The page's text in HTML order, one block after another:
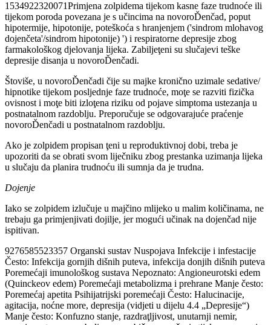
1534922320071Primjena zolpidema tijekom kasne faze trudnoće ili
tijekom poroda povezana je s učincima na novoroĎenčad, poput
hipotermije, hipotonije, poteškoća s hranjenjem ('sindrom mlohavog
dojenčeta'/sindrom hipotonije) ') i respiratorne depresije zbog
farmakološkog djelovanja lijeka. Zabiljeţeni su slučajevi teške
depresije disanja u novoroĎenčadi.
Štoviše, u novoroĎenčadi čije su majke kronično uzimale sedative/
hipnotike tijekom posljednje faze trudnoće, moţe se razviti fizička
ovisnost i moţe biti izloţena riziku od pojave simptoma ustezanja u
postnatalnom razdoblju. Preporučuje se odgovarajuće praćenje
novoroĎenčadi u postnatalnom razdoblju.
Ako je zolpidem propisan ţeni u reproduktivnoj dobi, treba je
upozoriti da se obrati svom liječniku zbog prestanka uzimanja lijeka
u slučaju da planira trudnoću ili sumnja da je trudna.
Dojenje
Iako se zolpidem izlučuje u majčino mlijeko u malim količinama, ne
trebaju ga primjenjivati dojilje, jer mogući učinak na dojenčad nije
ispitivan.
9276585523357 Organski sustav Nuspojava Infekcije i infestacije
Često: Infekcija gornjih dišnih puteva, infekcija donjih dišnih puteva
Poremećaji imunološkog sustava Nepoznato: Angioneurotski edem
(Quinckeov edem) Poremećaji metabolizma i prehrane Manje često:
Poremećaj apetita Psihijatrijski poremećaji Često: Halucinacije,
agitacija, noćne more, depresija (vidjeti u dijelu 4.4 „Depresije“)
Manje često: Konfuzno stanje, razdraţljivost, unutarnji nemir,